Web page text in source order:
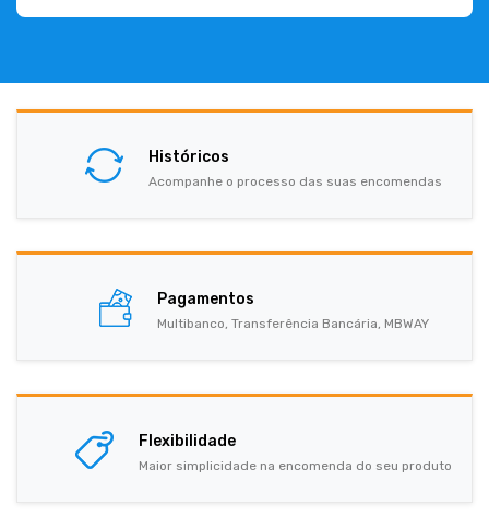
Históricos
Acompanhe o processo das suas encomendas
Pagamentos
Multibanco, Transferência Bancária, MBWAY
Flexibilidade
Maior simplicidade na encomenda do seu produto